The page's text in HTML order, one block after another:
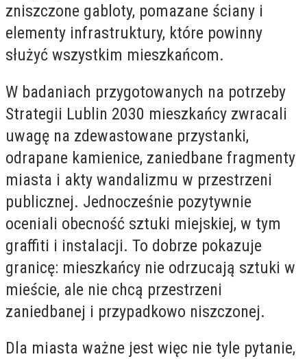
zniszczone gabloty, pomazane ściany i
elementy infrastruktury, które powinny
służyć wszystkim mieszkańcom.
W badaniach przygotowanych na potrzeby
Strategii Lublin 2030 mieszkańcy zwracali
uwagę na zdewastowane przystanki,
odrapane kamienice, zaniedbane fragmenty
miasta i akty wandalizmu w przestrzeni
publicznej. Jednocześnie pozytywnie
oceniali obecność sztuki miejskiej, w tym
graffiti i instalacji. To dobrze pokazuje
granicę: mieszkańcy nie odrzucają sztuki w
mieście, ale nie chcą przestrzeni
zaniedbanej i przypadkowo niszczonej.
Dla miasta ważne jest więc nie tyle pytanie,